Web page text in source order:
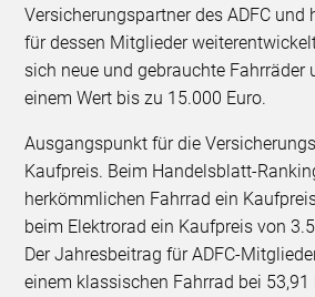
Versicherungspartner des ADFC und
für dessen Mitglieder
sich neue und gebrauchte Fahrräder
einem Wert bis zu 15.000 Euro.
Ausgangspunkt für die
Kaufpreis. Beim Handelsblatt-
herkömmlichen Fahrrad ein
beim Elektrorad ein Kaufpreis von
Der Jahresbeitrag für ADFC-
einem klassischen Fahrrad bei 53,91